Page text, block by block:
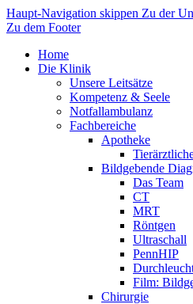
Haupt-Navigation skippen Zu der
Zu dem Footer
Home
Die Klinik
Unsere Leitsätze
Kompetenz & Seele
Notfallambulanz
Fachbereiche
Apotheke
Bildgebende
Das Team
CT
MRT
Röntgen
Ultraschall
PennHIP
Film:
Chirurgie